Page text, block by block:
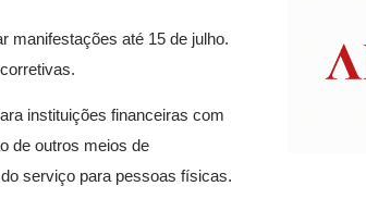
manifestações até 15 de julho.
instituições financeiras com
de outros meios de
serviço para pessoas físicas.